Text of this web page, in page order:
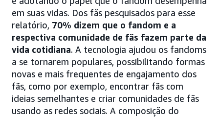
em suas vidas. Dos fãs pesquisados para esse
relatório, 70% dizem que o fandom e a
respectiva comunidade de fãs fazem parte da
vida cotidiana. A tecnologia ajudou os fandoms
a se tornarem populares, possibilitando formas
novas e mais frequentes de engajamento dos
fãs, como por exemplo, encontrar fãs com
ideias semelhantes e criar comunidades de fãs
usando as redes sociais. A composição do